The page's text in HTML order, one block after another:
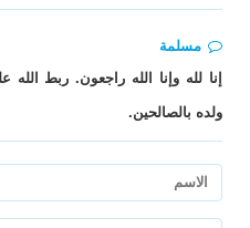
مسلمة
إنا لله وإنا الله راجعون. ربط
ولده بالصالحين.